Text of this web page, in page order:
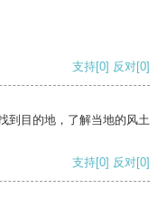
支持[0] 反对[0]
到目的地，了解当地的风土
支持[0] 反对[0]